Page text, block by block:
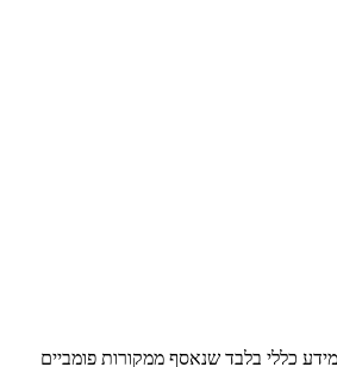
כללי בלבד שנאסף ממקורות פומביים